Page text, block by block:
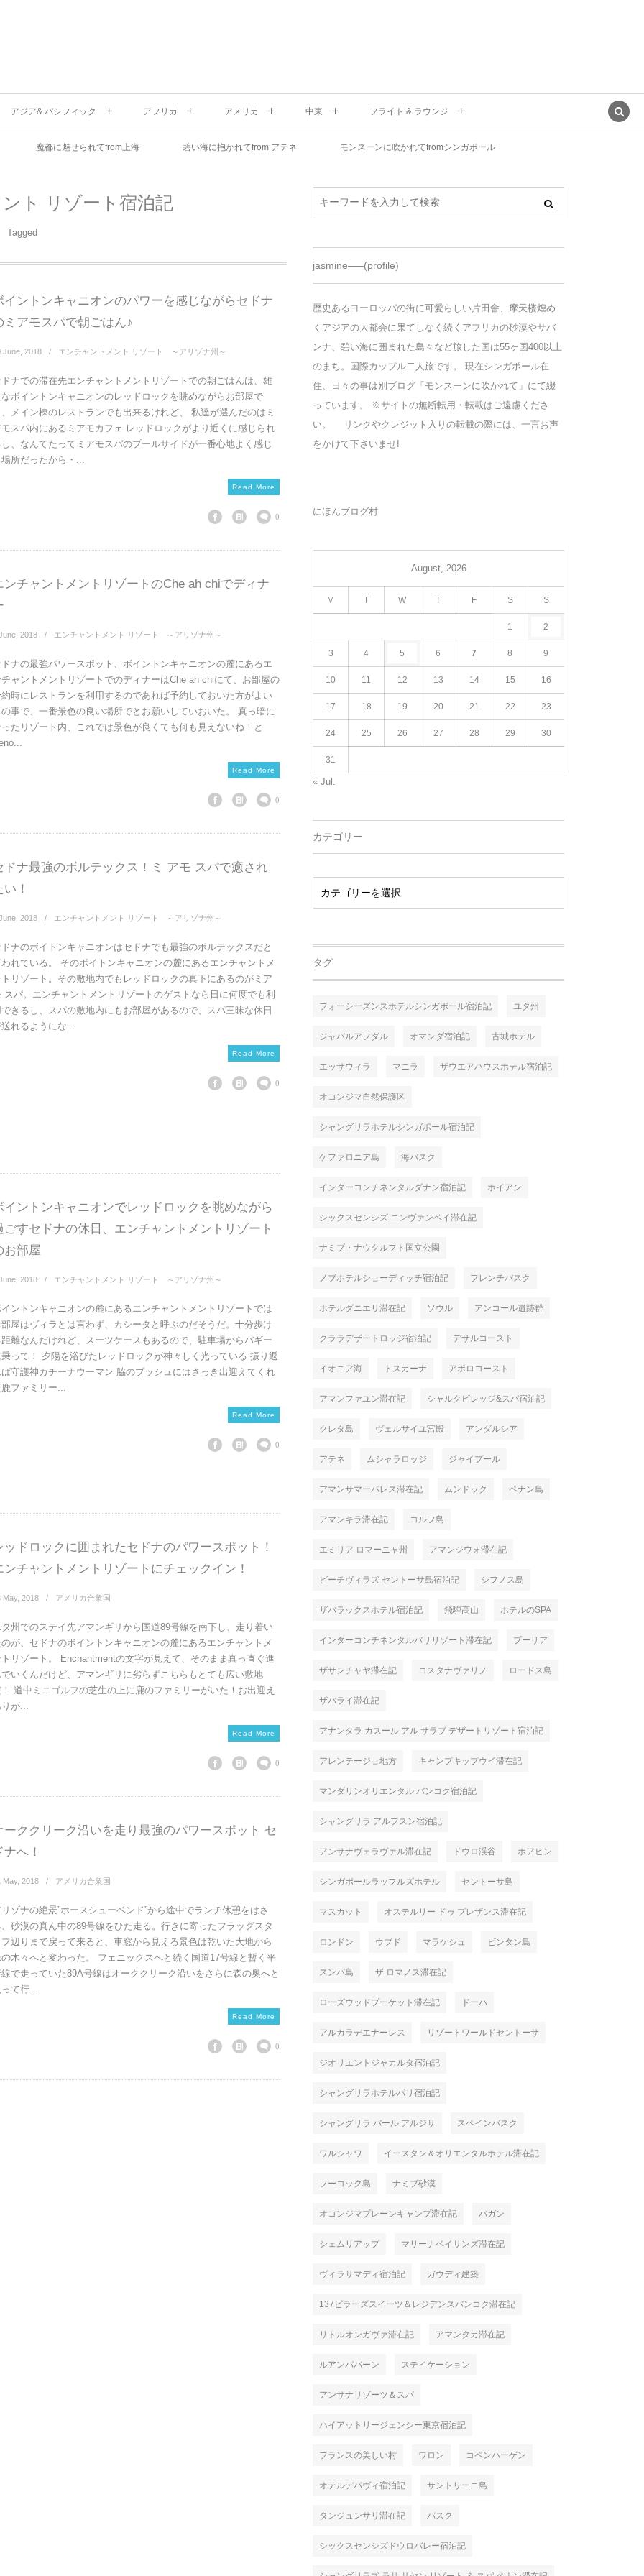
アジア& パシフィック アフリカ アメリカ 中東 フライト & ラウンジ
魔都に魅せられてfrom上海 碧い海に抱かれてfrom アテネ モンスーンに吹かれてfromシンガポール
ト リゾート宿泊記
Tagged
イントンキャニオンのパワーを感じながらセドナ
ミアモスパで朝ごはん♪
June 2018 エンチャントメント リゾート ～アリゾナ州～
ナでの滞在先エンチャントメントリゾートでの朝ごはんは、雄
ボイントンキャニオンのレッドロックを眺めながらお部屋で
メイン棟のレストランでも出来るけれど、 私達が選んだのはミ
スパ内にあるミアモカフェ レッドロックがより近くに感じられ
、なんてたってミアモスパのプールサイドが一番心地よく感じ
所だったから・...
Read More
0
ンチャントメントリゾートのChe ah chiでディナ
2018 エンチャントメント リゾート ～アリゾナ州～
ナの最強パワースポット、ボイントンキャニオンの麓にあるエ
ャントメントリゾートでのディナーはChe ah chiにて、お部屋の
時にレストランを利用するのであれば予約しておいた方がよい
事で、一番景色の良い場所でとお願いしていおいた。 真っ暗に
たリゾート内、これでは景色が良くても何も見えないね！と
Read More
0
ドナ最強のボルテックス！ミ アモ スパで癒され
い！
2018 エンチャントメント リゾート ～アリゾナ州～
ナのボイトンキャニオンはセドナでも最強のボルテックスだと
れている。 そのボイトンキャニオンの麓にあるエンチャントメ
リゾート。その敷地内でもレッドロックの真下にあるのがミア
スパ。エンチャントメントリゾートのゲストなら日に何度でも利
きるし、スパの敷地内にもお部屋があるので、スパ三昧な休日
れるようにな...
Read More
0
イントンキャニオンでレッドロックを眺めながら
ごすセドナの休日、エンチャントメントリゾート
お部屋
2018 エンチャントメント リゾート ～アリゾナ州～
ントンキャニオンの麓にあるエンチャントメントリゾートでは
屋はヴィラとは言わず、カシータと呼ぶのだそうだ。十分歩け
離なんだけれど、スーツケースもあるので、駐車場からバギー
って！ 夕陽を浴びたレッドロックが神々しく光っている 振り返
守護神カチーナウーマン 脇のブッシュにはさっき出迎えてくれ
ファミリー...
Read More
0
ッドロックに囲まれたセドナのパワースポット！
ンチャントメントリゾートにチェックイン！
May, 2018 アメリカ合衆国
州でのステイ先アマンギリから国道89号線を南下し、走り着い
が、セドナのボイントンキャニオンの麓にあるエンチャントメ
リゾート。 Enchantmentの文字が見えて、そのまま真っ直ぐ進
いくんだけど、アマンギリに劣らずこちらもとても広い敷地
道中ミニゴルフの芝生の上に鹿のファミリーがいた！お出迎え
が...
Read More
0
ーククリーク沿いを走り最強のパワースポット セ
ナへ！
May, 2018 アメリカ合衆国
ゾナの絶景”ホースシューベンド”から途中でランチ休憩をはさ
砂漠の真ん中の89号線をひた走る。行きに寄ったフラッグスタ
辺りまで戻って来ると、車窓から見える景色は乾いた大地から
木々へと変わった。 フェニックスへと続く国道17号線と暫く平
で走っていた89A号線はオーククリーク沿いをさらに森の奥へと
て行...
Read More
0
jasmine—–(profile)
歴史あるヨーロッパの街に可愛らしい片田舎、摩天楼煌め
くアジアの大都会に果てしなく続くアフリカの砂漠やサバ
ンナ、碧い海に囲まれた島々など旅した国は55ヶ国400以上
のまち。国際カップル二人旅です。 現在シンガポール在
住、日々の事は別ブログ「モンスーンに吹かれて」にて綴
っています。 ※サイトの無断転用・転載はご遠慮くださ
い。 リンクやクレジット入りの転載の際には、一言お声
をかけて下さいませ!
にほんブログ村
August, 2026
M T W T F S S
1 2
3 4 5 6 7 8 9
10 11 12 13 14 15 16
17 18 19 20 21 22 23
24 25 26 27 28 29 30
31
« Jul.
カテゴリー
タグ
フォーシーズンズホテルシンガポール宿泊記 ユタ州
ジャバルアフダル オマンダ宿泊記 古城ホテル
エッサウィラ マニラ ザウエアハウスホテル宿泊記
オコンジマ自然保護区
シャングリラホテルシンガポール宿泊記
ケファロニア島 海バスク
インターコンチネンタルダナン宿泊記 ホイアン
シックスセンシズ ニンヴァンベイ滞在記
ナミブ・ナウクルフト国立公園
ノブホテルショーディッチ宿泊記 フレンチバスク
ホテルダニエリ滞在記 ソウル アンコール遺跡群
クララデザートロッジ宿泊記 デサルコースト
イオニア海 トスカーナ アポロコースト
アマンファユン滞在記 シャルクビレッジ&スパ宿泊記
クレタ島 ヴェルサイユ宮殿 アンダルシア
アテネ ムシャラロッジ ジャイプール
アマンサマーパレス滞在記 ムンドック ペナン島
アマンキラ滞在記 コルフ島
エミリア ロマーニャ州 アマンジウォ滞在記
ビーチヴィラズ セントーサ島宿泊記 シフノス島
ザバラックスホテル宿泊記 飛騨高山 ホテルのSPA
インターコンチネンタルバリリゾート滞在記 プーリア
ザサンチャヤ滞在記 コスタナヴァリノ ロードス島
ザバライ滞在記
アナンタラ カスール アル サラブ デザートリゾート宿泊記
アレンテージョ地方 キャンプキップウイ滞在記
マンダリンオリエンタル バンコク宿泊記
シャングリラ アルフスン宿泊記
アンサナヴェラヴァル滞在記 ドウロ渓谷 ホアヒン
シンガポールラッフルズホテル セントーサ島
マスカット オステルリー ドゥ プレザンス滞在記
ロンドン ウブド マラケシュ ビンタン島
スンバ島 ザ ロマノス滞在記
ローズウッドプーケット滞在記 ドーハ
アルカラデエナーレス リゾートワールドセントーサ
ジオリエントジャカルタ宿泊記
シャングリラホテルパリ宿泊記
シャングリラ バール アルジサ スペインバスク
ワルシャワ イースタン＆オリエンタルホテル滞在記
フーコック島 ナミブ砂漠
オコンジマプレーンキャンプ滞在記 バガン
シェムリアップ マリーナベイサンズ滞在記
ヴィラサマディ宿泊記 ガウディ建築
137ピラーズスイーツ＆レジデンスバンコク滞在記
リトルオンガヴァ滞在記 アマンタカ滞在記
ルアンパバーン ステイケーション
アンサナリゾーツ＆スパ
ハイアットリージェンシー東京宿泊記
フランスの美しい村 ワロン コペンハーゲン
オテルデパヴィ宿泊記 サントリーニ島
タンジュンサリ滞在記 バスク
シックスセンシズドウロバレー宿泊記